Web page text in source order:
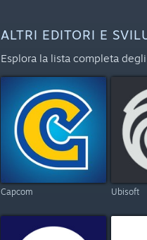
ALTRI EDITORI E
Esplora la lista completa
Capcom Ubisoft